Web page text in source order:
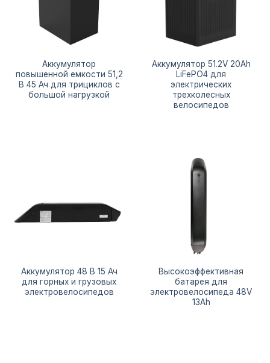
Аккумулятор
повышенной емкости 51,2
В 45 Ач для трициклов с
большой нагрузкой
Аккумулятор 51.2V 20Ah
LiFePO4 для
электрических
трехколесных
велосипедов
Аккумулятор 48 В 15 Ач
для горных и грузовых
электровелосипедов
Высокоэффективная
батарея для
электровелосипеда 48V
13Ah